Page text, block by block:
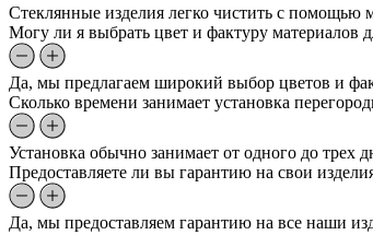
Стеклянные изделия легко чистить с помощью
Могу ли я выбрать цвет и фактуру материалов
Да, мы предлагаем широкий выбор цветов и
Сколько времени занимает установка
Установка обычно занимает от одного до трех
Предоставляете ли вы гарантию на свои
Да, мы предоставляем гарантию на все наши